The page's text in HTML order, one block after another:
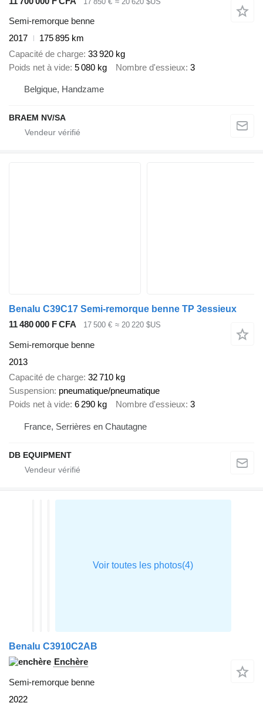
Semi-remorque benne
2017
175 895 km
Capacité de charge 33 920 kg
Poids net à vide 5 080 kg Nombre d'essieux 3
Belgique, Handzame
BRAEM NV/SA
Benalu C39C17 Semi-remorque benne TP 3essieux
11 480 000 F CFA
17 500 € ≈ 20 220 $US
Semi-remorque benne
2013
Capacité de charge 32 710 kg
Suspension pneumatique/pneumatique
Poids net à vide 6 290 kg Nombre d'essieux 3
France, Serrières en Chautagne
DB EQUIPMENT
Benalu C3910C2AB
Enchère
Semi-remorque benne
2022